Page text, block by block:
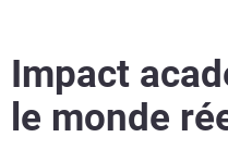
En savoir plus
En savoir plus
Impact
le monde